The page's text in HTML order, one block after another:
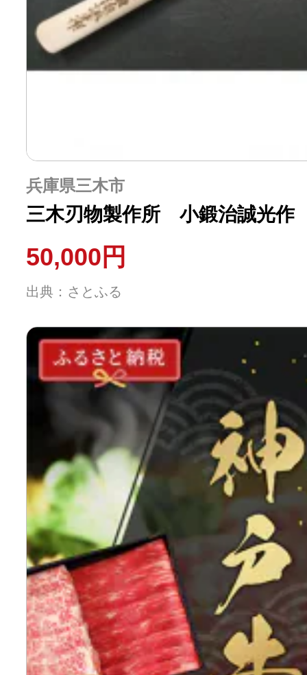
個人事業主・フリーラン
ふるさと納税の基礎知識
10秒ぴったり診断
自治体直営サイト特集
はじめるバイブルとは
よくあるご質問
問い合わせ
兵庫県三木市
三木刃物製作所 小鍛治誠光
50,000円
出典：さとふる